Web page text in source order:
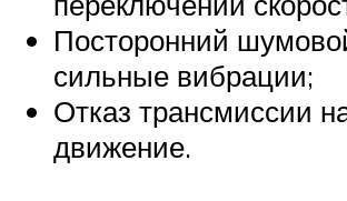
Посторонний
сильные вибрации;
Отказ трансмиссии
движение.